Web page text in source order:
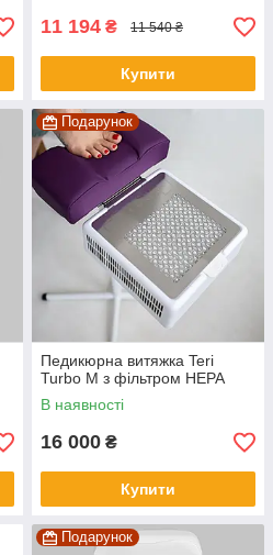
11 194 ₴ 11 540 ₴
Купити
Подарунок
Педикюрна витяжка Teri
Turbo M з фільтром HEPA
В наявності
16 000 ₴
Купити
Подарунок